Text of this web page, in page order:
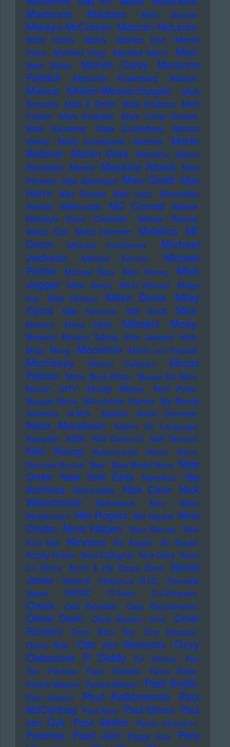
Madonna
Madsen Main Source
Makaya McCraven Malcolm McLaren
Malik Harris Malva Mambo Kurt
Mamie
Perry
Manfred Krug Manfred Mann Mani
Marc Bolan Mariah Carey
Marianne
Faithfull
Marianne Rosenberg Marilyn
Marius Müller-Westernhagen
Mark
Benecke Mark E Smith Mark Ernestus Mark
Forster
Mark Knopfler
Mark Oliver Everett
Mark Saunders
Mark Zuckerberg
Markus
Kavka
Marlo Grosshardt Marteria
Martin
Böttcher Martin Gore Marusha
Marvin
Rainwater Massiv Massive Attack Mavi
Phoenix Max Giesinger Max Goldt Max
Herre
Max Romeo Maxi Jazz
Maximilian
Hecker
MBSounds MC Conrad
Meese
Melody's Echo Chamber
Mense Reents
Mesut Özil
Metal Hammer Metallica MF
Doom
Michael Hutchence
Michael
Jackson
Michael Kemner
Michael
Rother
Michael Stipe Mick Harvey
Mick
Jagger
Mick Jones Micki Meuser
Midge
Ure
Mike Skinner Miles Davis
Miley
Cyrus
Mille Petrozza Milli Vanilli Mine
Ministry Missy Elliott Mittekill Moby
Moderat Modern Talking Moe Jacksch
Mois
Mola
Moog Moonriivr Moritz von Oswald
Morrissey Morton Feldman
Moses
Pelham
Motor Boys Motor
Mouse On Mars
Mozart
MTV Muddy Waters
Muff Potter
Muppet Show
Münchener Freiheit
My Bloody
Valentine
N.W.A. Naddel Nadin Deventer
Nana Mouskouri
Nation Of Language
Nazareth
NDW Neil Diamond Neil Tennant
Neil Young Nekromantix Nemo
Nena
Nervous Norvus Neu! New Model Army New
Order New York Dolls Newcleus
Nia
Archives
Nichtseattle Nick Cave
Nick
Waterhouse
Nickelback Nico
Nikko
Weidemann Nile Rogers Nils Keppel Nina
Chuba Nina Hagen Nina Simone
Nine
Inch Nail
Nirvana No Angels
No Doubt
Noddy Holder Noel Gallagher Noir Désir Nono
La Grinta
Noori & His Dorpa Band
Norah
Jones
Notdurft Notorious B.I.G.
Nouvelle
Vague
NSYNC O-Town O.J.Simpson
Oasis Odd Beholder Olga Reznichenko
Olivia Dean Olivia Newton John
Omar
Romero
Omer Klein Trio
One Direction
Oskar Sala
Otto von Bismarck Ozzy
Osbourne
P. Diddy P.J. Harvey
Pan
Tau
Pankow Papo Yoplack
Parov Stelar
Patrick Wagner Patrick Walden Patti Smith
Paul Heaton Paul Kalkbrenner
Paul
McCartney Paul Nero Paul Simon Paul
van Dyk Paul Weller Paula Hartmann
Peaches Pearl Jam Peggy Gou
Pere